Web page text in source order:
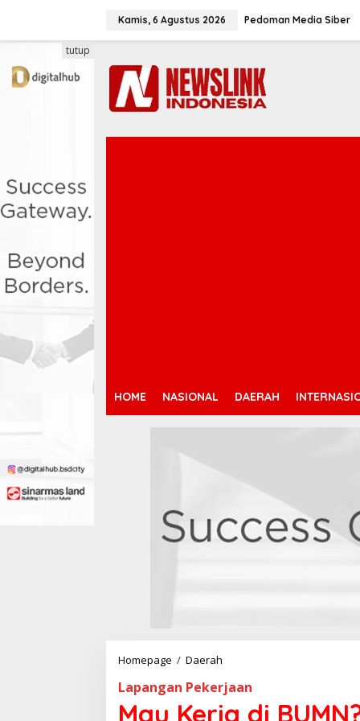
Kamis, 6 Agustus 2026 Pedoman Media Siber
HOME NASIONAL DAERAH
tutup
Homepage / Daerah
u
e
Lapangan Pekerjaan
Mau Kerja di